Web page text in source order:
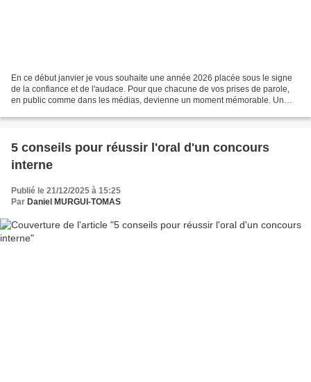
En ce début janvier je vous souhaite une année 2026 placée sous le signe
de la confiance et de l'audace. Pour que chacune de vos prises de parole,
en public comme dans les médias, devienne un moment mémorable. Un
5 conseils pour réussir l'oral d'un concours
interne
Publié le 21/12/2025 à 15:25
Par Daniel MURGUI-TOMAS